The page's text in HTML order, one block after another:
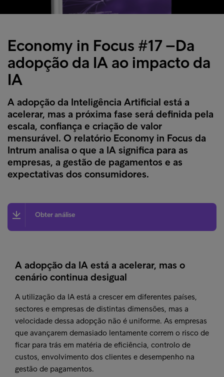
Economy in Focus #17 –Da
adopção da IA ao impacto da
IA
A adopção da Inteligência Artificial está a
acelerar, mas a próxima fase será definida pela
escala, confiança e criação de valor
mensurável. O relatório Economy in Focus da
Intrum analisa o que a IA significa para as
empresas, a gestão de pagamentos e as
expectativas dos consumidores.
Obter análise
A adopção da IA está a acelerar, mas o
cenário continua desigual
A utilização da IA está a crescer em diferentes países,
sectores e empresas de distintas dimensões, mas a
velocidade dessa adopção não é uniforme. As empresas
que avançarem demasiado lentamente correm o risco de
ficar para trás em matéria de eficiência, controlo de
custos, envolvimento dos clientes e desempenho na
gestão de pagamentos.